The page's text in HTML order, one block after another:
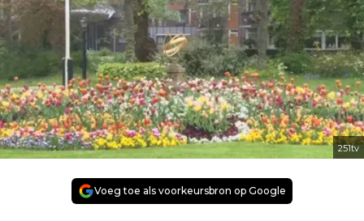
251tv
Voeg toe als voorkeursbron op Google